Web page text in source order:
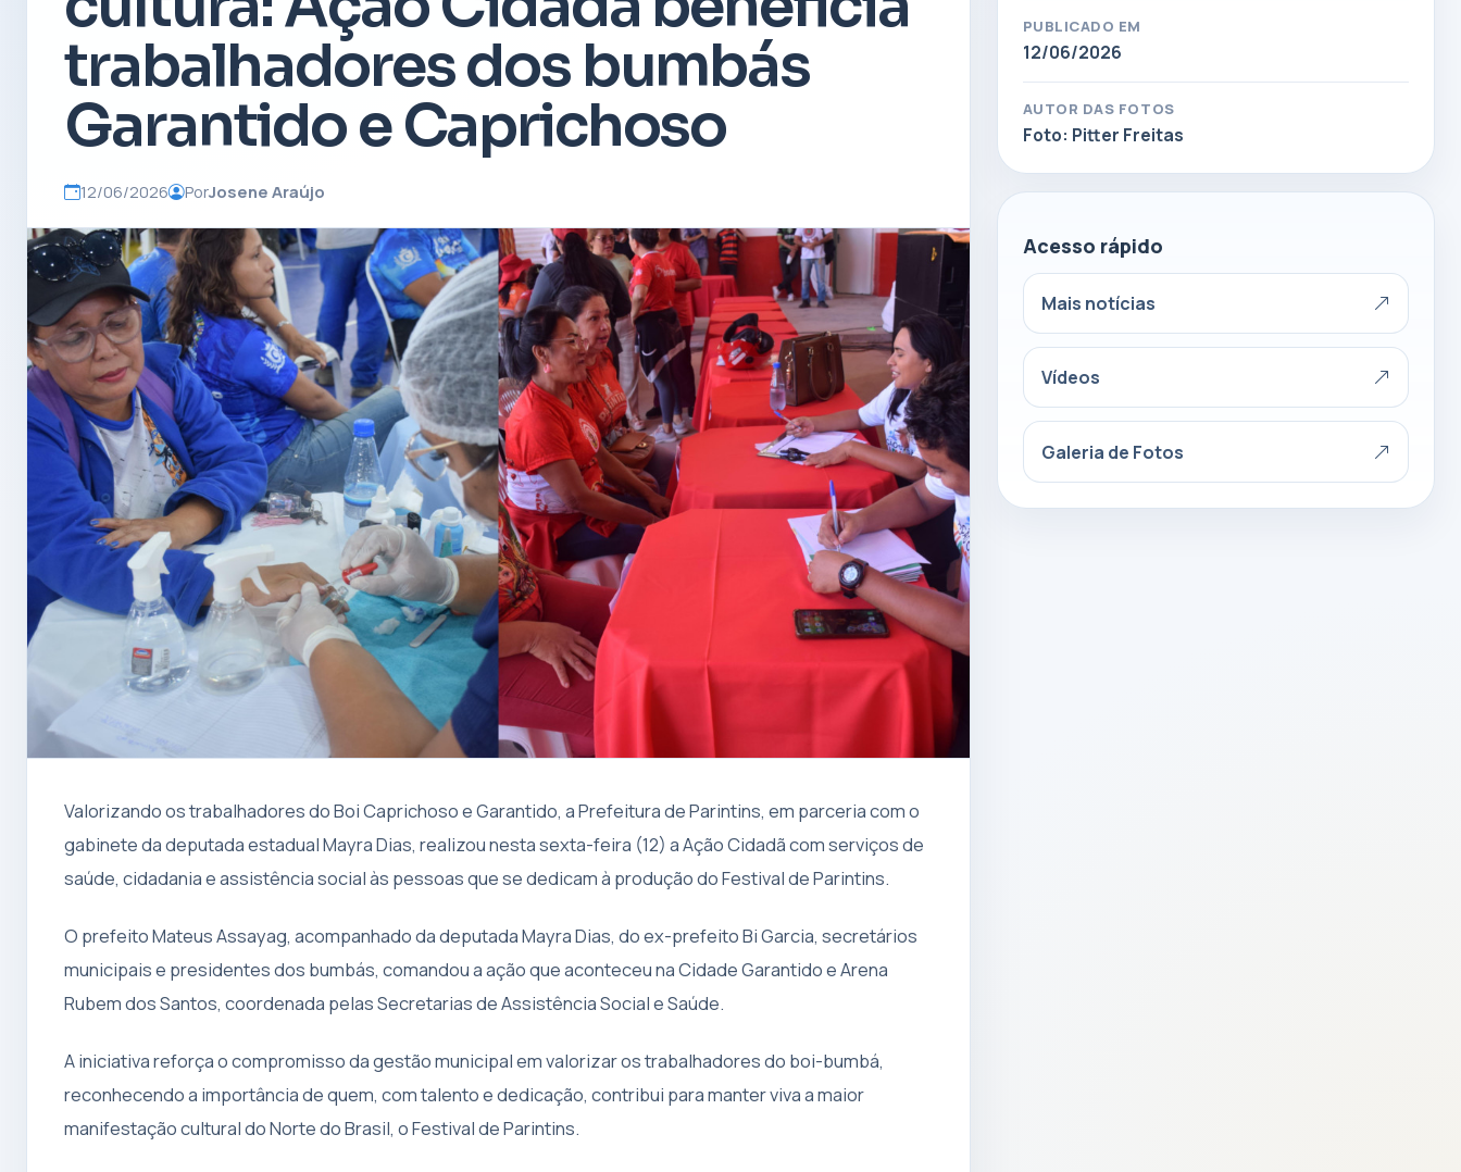
trabalhadores dos bumbás
Garantido e Caprichoso
12/06/2026 PorJosene Araújo
Valorizando os trabalhadores do Boi Caprichoso e Garantido, a Prefeitura de Parintins, em parceria com o
gabinete da deputada estadual Mayra Dias, realizou nesta sexta-feira (12) a Ação Cidadã com serviços de
saúde, cidadania e assistência social às pessoas que se dedicam à produção do Festival de Parintins.
O prefeito Mateus Assayag, acompanhado da deputada Mayra Dias, do ex-prefeito Bi Garcia, secretários
municipais e presidentes dos bumbás, comandou a ação que aconteceu na Cidade Garantido e Arena
Rubem dos Santos, coordenada pelas Secretarias de Assistência Social e Saúde.
A iniciativa reforça o compromisso da gestão municipal em valorizar os trabalhadores do boi-bumbá,
reconhecendo a importância de quem, com talento e dedicação, contribui para manter viva a maior
manifestação cultural do Norte do Brasil, o Festival de Parintins.
PUBLICADO EM
12/06/2026
AUTOR DAS FOTOS
Foto: Pitter Freitas
Acesso rápido
Mais notícias
Vídeos
Galeria de Fotos